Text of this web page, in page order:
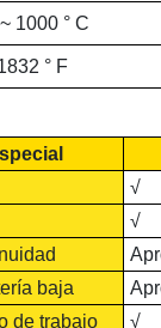
1000 ° C
° F
√
√
baja
de trabajo
√